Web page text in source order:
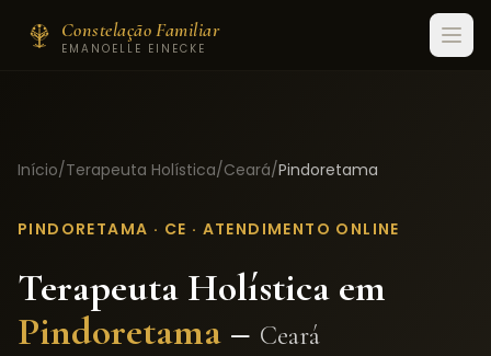
Constelação Familiar
EMANOELLE EINECKE
Início/Terapeuta Holística/Ceará/Pindoretama
PINDORETAMA · CE · ATENDIMENTO ONLINE
Terapeuta Holística em
Pindoretama – Ceará